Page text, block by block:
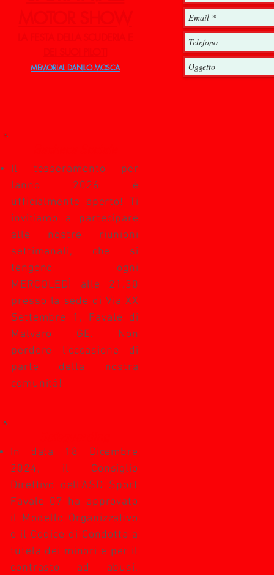
Il tesseramento per
lanno 2026 è
ufficialmente aperto! Ti
invitiamo a partecipare
alle nostre riunioni
settimanali, che si
tengono ogni
MERCOLEDÌ alle 21.30
presso la sede di Via XX
Settembre 1, Favale di
Malvaro GE. Non
perdere l'occasione di
parte della nostra
comunità!
MEMORIAL DANILO MOSCA
In data 18 Dicembre
2024, il Consiglio
Direttivo dell'ASD Sport
Favale 07 ha approvato
il Modello Organizzativo
e il Codice di Condotta a
tutela dei minori e per il
contrasto ad abusi,